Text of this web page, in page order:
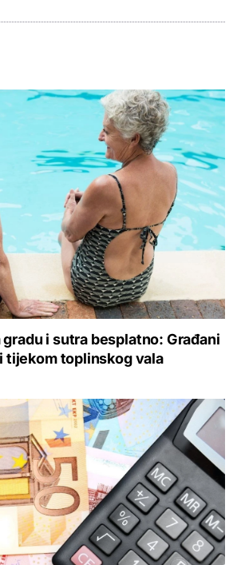
i sutra besplatno: Građani
tijekom toplinskog vala